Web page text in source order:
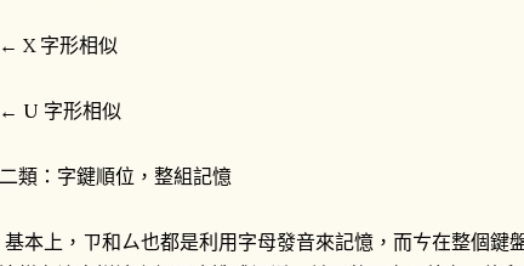
X 字形相似
U 字形相似
類：字鍵順位，整組記憶
基本上，ㄗ和ㄙ也都是利用字母發音來記憶，而ㄘ在整個鍵